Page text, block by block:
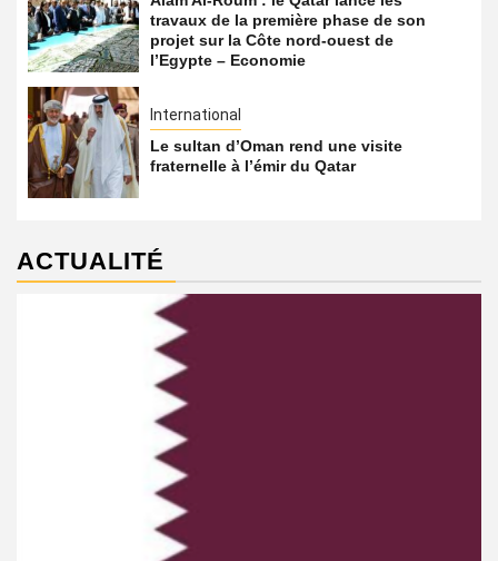
travaux de la première phase de son
projet sur la Côte nord-ouest de
l’Egypte – Economie
International
Le sultan d’Oman rend une visite
fraternelle à l’émir du Qatar
ACTUALITÉ